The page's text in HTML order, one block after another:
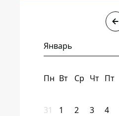
Январь
Пн Вт Ср Чт Пт
31 1 2 3 4